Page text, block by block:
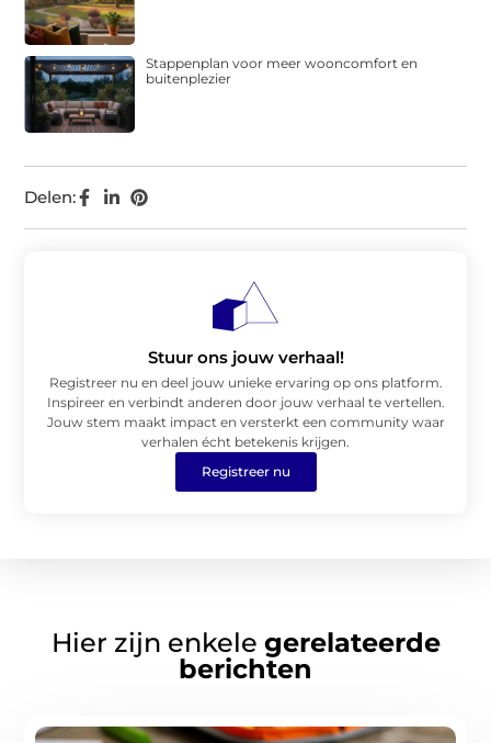
Delen:
Stappenplan voor meer wooncomfort en
buitenplezier
Stuur ons jouw verhaal!
Registreer nu en deel jouw unieke ervaring op ons platform.
Inspireer en verbindt anderen door jouw verhaal te vertellen.
Jouw stem maakt impact en versterkt een community waar
verhalen écht betekenis krijgen.
Registreer nu
Hier zijn enkele gerelateerde
berichten